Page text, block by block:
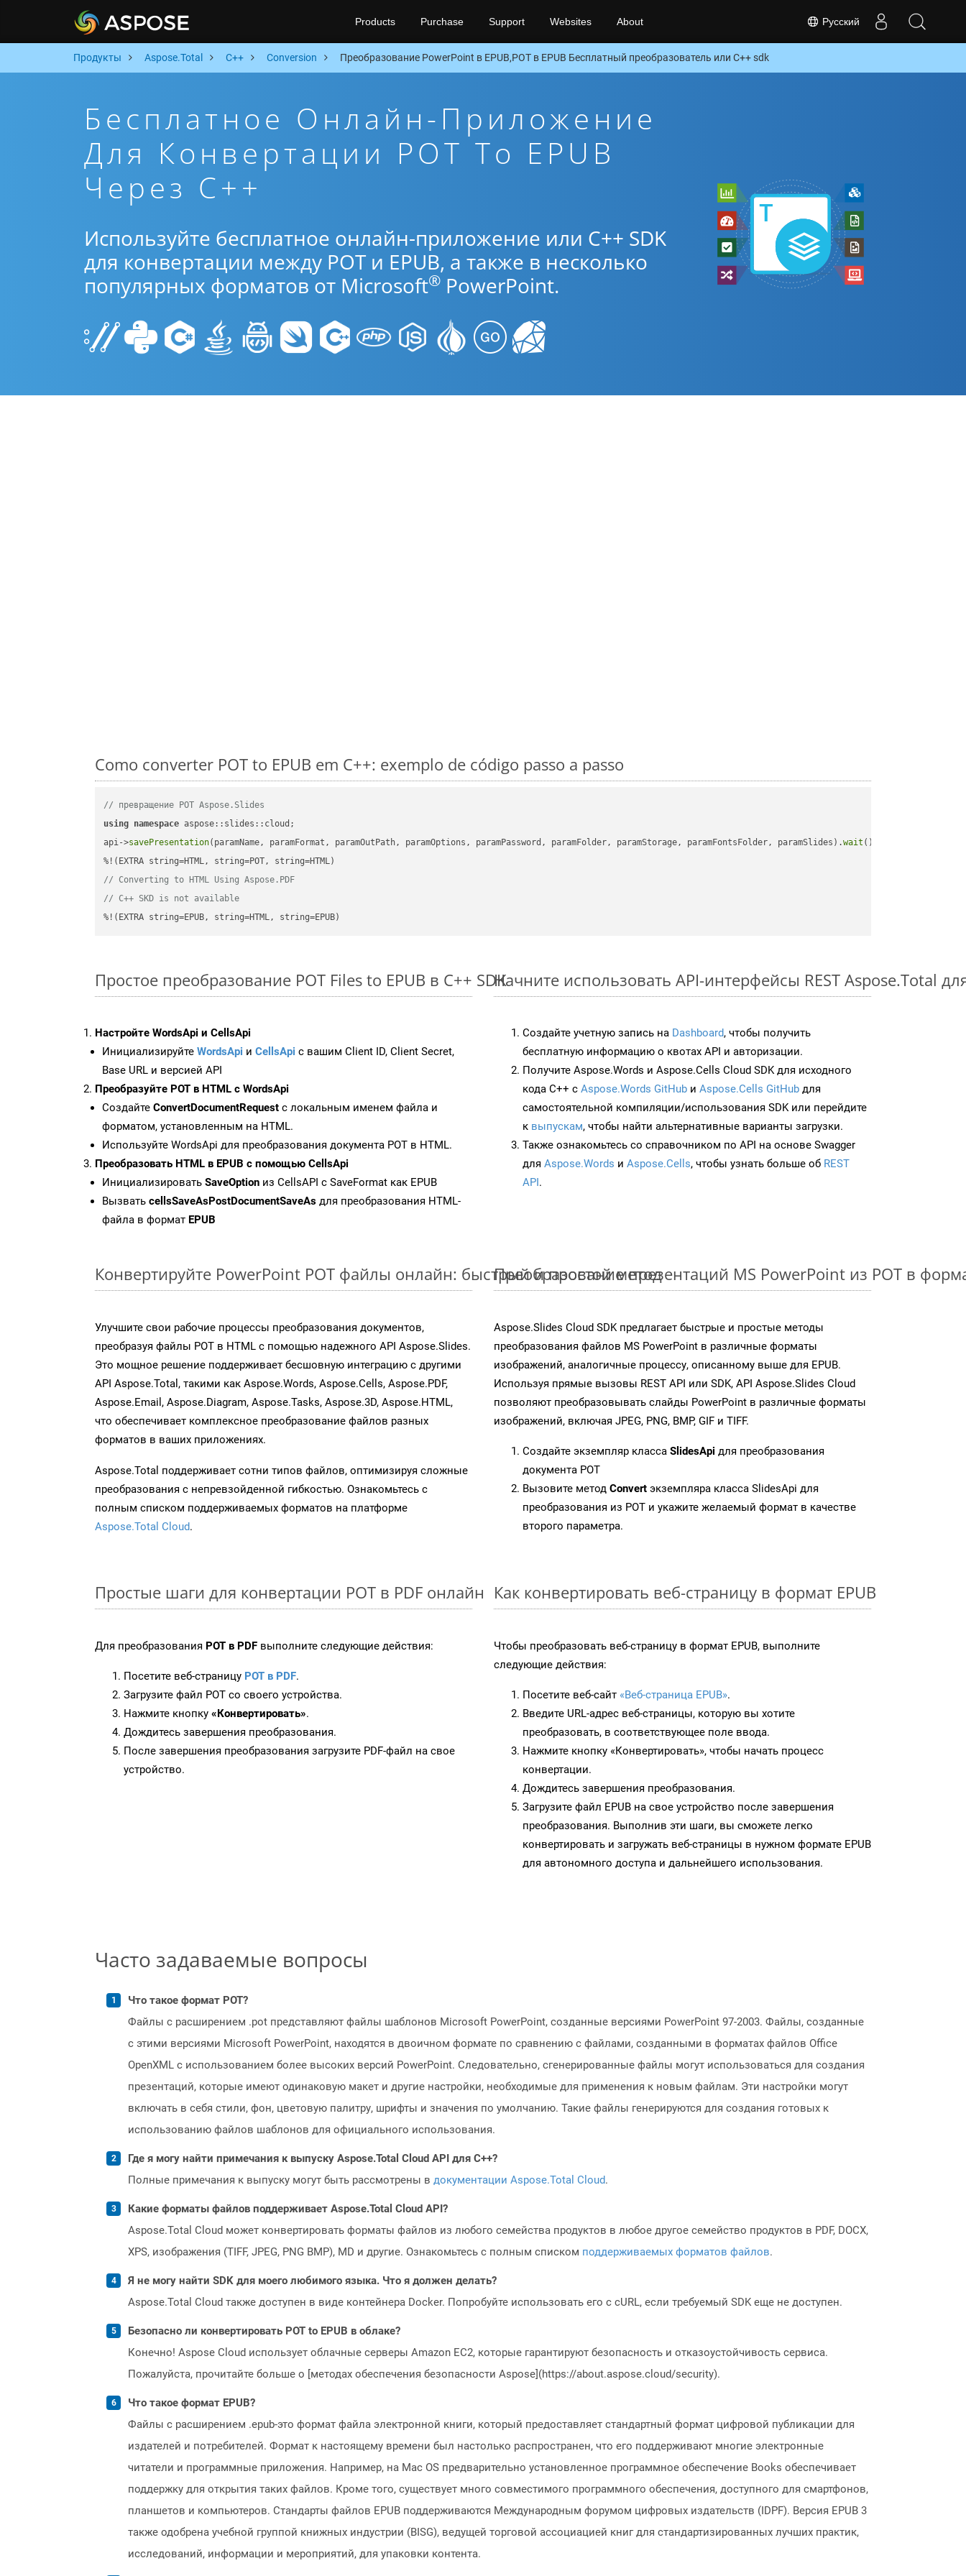
Русский
Products Purchase Support Websites About
Продукты Aspose.Total C++ Conversion Преобразование PowerPoint в EPUB,POT в EPUB Бесплатный преобразователь или C++ sdk
Бесплатное Онлайн-Приложение
Для Конвертации POT To EPUB
Через C++
Используйте бесплатное онлайн-приложение или C++ SDK
для конвертации между POT и EPUB, а также в несколько
популярных форматов от Microsoft® PowerPoint.
Como converter POT to EPUB em C++: exemplo de código passo a passo
// превращение POT Aspose.Slides
using namespace aspose::slides::cloud;
api->savePresentation(paramName, paramFormat, paramOutPath, paramOptions, paramPassword, paramFolder, paramStorage, paramFontsFolder, paramSlides).wait ();
// Converting to HTML Using Aspose.PDF
// C++ SKD is not available
%!(EXTRA string=EPUB, string=HTML, string=EPUB)
Простое преобразование POT Files to EPUB в C++ SDK
Настройте WordsApi и CellsApi
Инициализируйте WordsApi и CellsApi с вашим Client ID, Client Secret,
Base URL и версией API
Преобразуйте POT в HTML с WordsApi
Создайте ConvertDocumentRequest с локальным именем файла и
форматом, установленным на HTML.
Используйте WordsApi для преобразования документа POT в HTML.
Преобразовать HTML в EPUB с помощью CellsApi
Инициализировать SaveOption из CellsAPI с SaveFormat как EPUB
Вызвать cellsSaveAsPostDocumentSaveAs для преобразования HTML-
файла в формат EPUB
Начните использовать API-интерфейсы REST Aspose.Total
Создайте учетную запись на Dashboard, чтобы получить
бесплатную информацию о квотах API и авторизации.
Получите Aspose.Words и Aspose.Cells Cloud SDK для исходного
кода C++ с Aspose.Words GitHub и Aspose.Cells GitHub для
самостоятельной компиляции/использования SDK или перейдите
к выпускам, чтобы найти альтернативные варианты загрузки.
Также ознакомьтесь со справочником по API на основе Swagger
для Aspose.Words и Aspose.Cells, чтобы узнать больше об REST
API.
Конвертируйте PowerPoint POT файлы онлайн: быстрый и простой метод
Улучшите свои рабочие процессы преобразования документов,
преобразуя файлы POT в HTML с помощью надежного API Aspose.Slides.
Это мощное решение поддерживает бесшовную интеграцию с другими
API Aspose.Total, такими как Aspose.Words, Aspose.Cells, Aspose.PDF,
Aspose.Email, Aspose.Diagram, Aspose.Tasks, Aspose.3D, Aspose.HTML,
что обеспечивает комплексное преобразование файлов разных
форматов в ваших приложениях.
Aspose.Total поддерживает сотни типов файлов, оптимизируя сложные
преобразования с непревзойденной гибкостью. Ознакомьтесь с
полным списком поддерживаемых форматов на платформе
Aspose.Total Cloud.
Преобразование презентаций MS PowerPoint из POT в
Aspose.Slides Cloud SDK предлагает быстрые и простые методы
преобразования файлов MS PowerPoint в различные форматы
изображений, аналогичные процессу, описанному выше для EPUB.
Используя прямые вызовы REST API или SDK, API Aspose.Slides Cloud
позволяют преобразовывать слайды PowerPoint в различные форматы
изображений, включая JPEG, PNG, BMP, GIF и TIFF.
Создайте экземпляр класса SlidesApi для преобразования
документа POT
Вызовите метод Convert экземпляра класса SlidesApi для
преобразования из POT и укажите желаемый формат в качестве
второго параметра.
Простые шаги для конвертации POT в PDF онлайн
Для преобразования POT в PDF выполните следующие действия:
Посетите веб-страницу POT в PDF.
Загрузите файл POT со своего устройства.
Нажмите кнопку «Конвертировать».
Дождитесь завершения преобразования.
После завершения преобразования загрузите PDF-файл на свое
устройство.
Как конвертировать веб-страницу в формат EPUB
Чтобы преобразовать веб-страницу в формат EPUB, выполните
следующие действия:
Посетите веб-сайт «Веб-страница EPUB».
Введите URL-адрес веб-страницы, которую вы хотите
преобразовать, в соответствующее поле ввода.
Нажмите кнопку «Конвертировать», чтобы начать процесс
конвертации.
Дождитесь завершения преобразования.
Загрузите файл EPUB на свое устройство после завершения
преобразования. Выполнив эти шаги, вы сможете легко
конвертировать и загружать веб-страницы в нужном формате EPUB
для автономного доступа и дальнейшего использования.
Часто задаваемые вопросы
Что такое формат POT?
Файлы с расширением .pot представляют файлы шаблонов Microsoft PowerPoint, созданные версиями PowerPoint 97-2003. Файлы, созданные
с этими версиями Microsoft PowerPoint, находятся в двоичном формате по сравнению с файлами, созданными в форматах файлов Office
OpenXML с использованием более высоких версий PowerPoint. Следовательно, сгенерированные файлы могут использоваться для создания
презентаций, которые имеют одинаковую макет и другие настройки, необходимые для применения к новым файлам. Эти настройки могут
включать в себя стили, фон, цветовую палитру, шрифты и значения по умолчанию. Такие файлы генерируются для создания готовых к
использованию файлов шаблонов для официального использования.
Где я могу найти примечания к выпуску Aspose.Total Cloud API для C++?
Полные примечания к выпуску могут быть рассмотрены в документации Aspose.Total Cloud.
Какие форматы файлов поддерживает Aspose.Total Cloud API?
Aspose.Total Cloud может конвертировать форматы файлов из любого семейства продуктов в любое другое семейство продуктов в PDF, DOCX,
XPS, изображения (TIFF, JPEG, PNG BMP), MD и другие. Ознакомьтесь с полным списком поддерживаемых форматов файлов.
Я не могу найти SDK для моего любимого языка. Что я должен делать?
Aspose.Total Cloud также доступен в виде контейнера Docker. Попробуйте использовать его с cURL, если требуемый SDK еще не доступен.
Безопасно ли конвертировать POT to EPUB в облаке?
Конечно! Aspose Cloud использует облачные серверы Amazon EC2, которые гарантируют безопасность и отказоустойчивость сервиса.
Пожалуйста, прочитайте больше о [методах обеспечения безопасности Aspose](https://about.aspose.cloud/security).
Что такое формат EPUB?
Файлы с расширением .epub-это формат файла электронной книги, который предоставляет стандартный формат цифровой публикации для
издателей и потребителей. Формат к настоящему времени был настолько распространен, что его поддерживают многие электронные
читатели и программные приложения. Например, на Mac OS предварительно установленное программное обеспечение Books обеспечивает
поддержку для открытия таких файлов. Кроме того, существует много совместимого программного обеспечения, доступного для смартфонов,
планшетов и компьютеров. Стандарты файлов EPUB поддерживаются Международным форумом цифровых издательств (IDPF). Версия EPUB 3
также одобрена учебной группой книжных индустрии (BISG), ведущей торговой ассоциацией книг для стандартизированных лучших практик,
исследований, информации и мероприятий, для упаковки контента.